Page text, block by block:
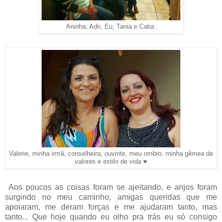
Aninha, Adri, Eu, Tania e Catia.
Valerie, minha irmã, conselheira, ouvinte, meu ombro, minha gêmea de
valores e estilo de vida ♥
Aos poucos as coisas foram se ajeitando, e anjos foram
surgindo no meu caminho, amigas queridas que me
apoiaram, me deram forças e me ajudaram tanto, mas
tanto... Que hoje quando eu olho pra trás eu só consigo